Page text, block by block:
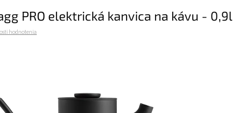
PRO elektrická kanvica na kávu - 0,9l
hodnotenia